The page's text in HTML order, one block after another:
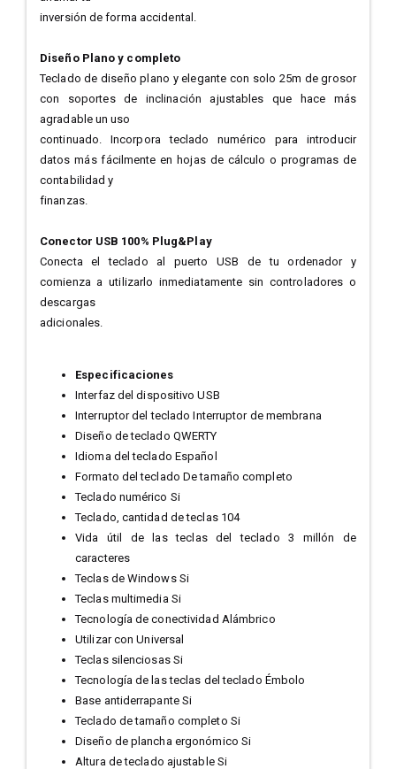
inversión de forma accidental.
Diseño Plano y completo
Teclado de diseño plano y elegante con solo 25m de grosor
con soportes de inclinación ajustables que hace más
agradable un uso
continuado. Incorpora teclado numérico para introducir
datos más fácilmente en hojas de cálculo o programas de
contabilidad y
finanzas.
Conector USB 100% Plug&Play
Conecta el teclado al puerto USB de tu ordenador y
comienza a utilizarlo inmediatamente sin controladores o
descargas
adicionales.
Especificaciones
Interfaz del dispositivo USB
Interruptor del teclado Interruptor de membrana
Diseño de teclado QWERTY
Idioma del teclado Español
Formato del teclado De tamaño completo
Teclado numérico Si
Teclado, cantidad de teclas 104
Vida útil de las teclas del teclado 3 millón de
caracteres
Teclas de Windows Si
Teclas multimedia Si
Tecnología de conectividad Alámbrico
Utilizar con Universal
Teclas silenciosas Si
Tecnología de las teclas del teclado Émbolo
Base antiderrapante Si
Teclado de tamaño completo Si
Diseño de plancha ergonómico Si
Altura de teclado ajustable Si